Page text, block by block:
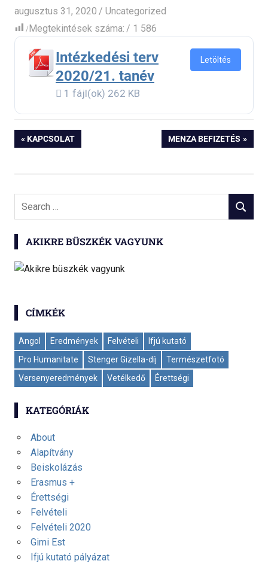
augusztus 31, 2020 admin
Uncategorized
Megtekintések száma:
1 586
Intézkedési terv
2020/21. tanév
1 fájl(ok) 262 KB
Letöltés
Bejegyzés
PREVIOUS
KAPCSOLAT
NEXT
MENZA BEFIZETÉS
Search
SEARCH
AKIKRE BÜSZKÉK VAGYUNK
CÍMKÉK
Angol Eredmények Felvételi
Ifjú kutató
Pro Humanitate
Stenger Gizella-díj
Természetfotó
Versenyeredmények
Vetélkedő Érettségi
KATEGÓRIÁK
About
Alapítvány
Beiskolázás
Erasmus +
Érettségi
Felvételi
Felvételi 2020
Gimi Est
Ifjú kutató pályázat